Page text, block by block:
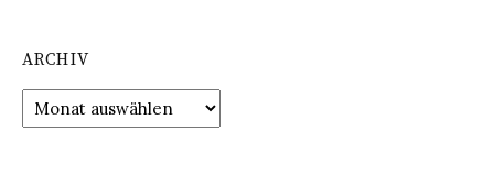
ARCHIV
Archiv